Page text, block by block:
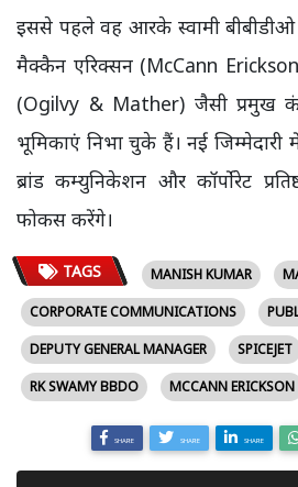
इससे पहले वह आरके स्वामी
मैक्कैन एरिक्सन (McCann
(Ogilvy & Mather) जैसी प्रमुख
भूमिकाएं निभा चुके हैं। नई जिम्मेदारी
ब्रांड कम्युनिकेशन और कॉर्पोरेट
फोकस करेंगे।
TAGS MANISH KUMAR
CORPORATE COMMUNICATIONS
DEPUTY GENERAL MANAGER
SPICEJET
RK SWAMY BBDO
MCCANN ERICKSON
SHARE SHARE SHARE